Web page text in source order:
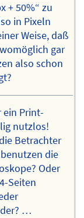
+ 50%“ zu
in Pixeln
Weise, daß
gar
also schon
ein Print-
nutzlos!
Betrachter
die
Oder
Seiten
…